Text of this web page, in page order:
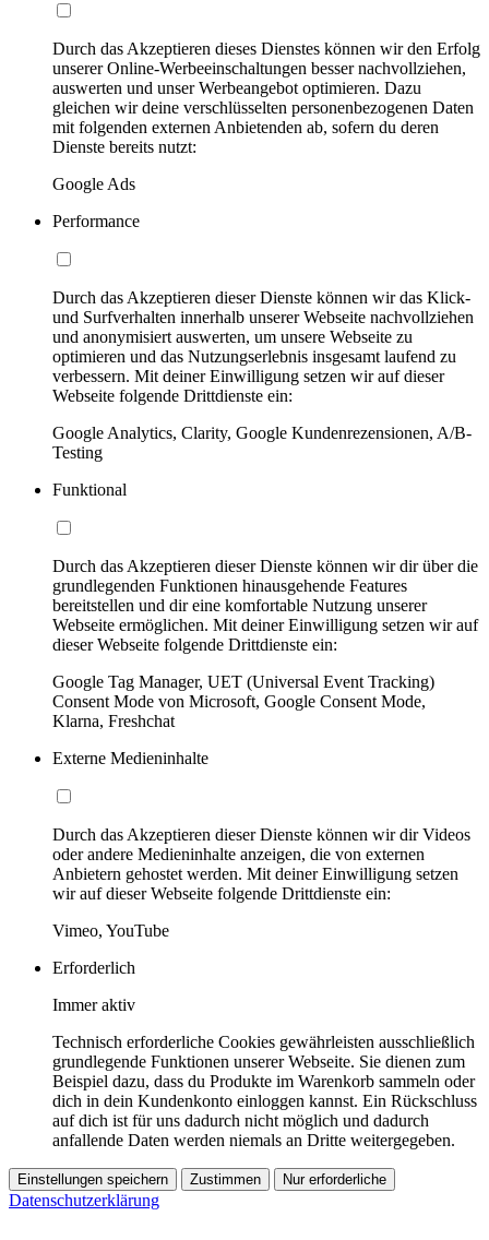
Durch das Akzeptieren dieses Dienstes können wir den Erfolg
unserer Online-Werbeeinschaltungen besser nachvollziehen,
auswerten und unser Werbeangebot optimieren. Dazu
gleichen wir deine verschlüsselten personenbezogenen Daten
mit folgenden externen Anbietenden ab, sofern du deren
Dienste bereits nutzt:
Google Ads
Performance
Durch das Akzeptieren dieser Dienste können wir das Klick-
und Surfverhalten innerhalb unserer Webseite nachvollziehen
und anonymisiert auswerten, um unsere Webseite zu
optimieren und das Nutzungserlebnis insgesamt laufend zu
verbessern. Mit deiner Einwilligung setzen wir auf dieser
Webseite folgende Drittdienste ein:
Google Analytics, Clarity, Google Kundenrezensionen, A/B-
Testing
Funktional
Durch das Akzeptieren dieser Dienste können wir dir über die
grundlegenden Funktionen hinausgehende Features
bereitstellen und dir eine komfortable Nutzung unserer
Webseite ermöglichen. Mit deiner Einwilligung setzen wir auf
dieser Webseite folgende Drittdienste ein:
Google Tag Manager, UET (Universal Event Tracking)
Consent Mode von Microsoft, Google Consent Mode,
Klarna, Freshchat
Externe Medieninhalte
Durch das Akzeptieren dieser Dienste können wir dir Videos
oder andere Medieninhalte anzeigen, die von externen
Anbietern gehostet werden. Mit deiner Einwilligung setzen
wir auf dieser Webseite folgende Drittdienste ein:
Vimeo, YouTube
Erforderlich
Immer aktiv
Technisch erforderliche Cookies gewährleisten ausschließlich
grundlegende Funktionen unserer Webseite. Sie dienen zum
Beispiel dazu, dass du Produkte im Warenkorb sammeln oder
dich in dein Kundenkonto einloggen kannst. Ein Rückschluss
auf dich ist für uns dadurch nicht möglich und dadurch
anfallende Daten werden niemals an Dritte weitergegeben.
Einstellungen speichern Zustimmen Nur erforderliche
Datenschutzerklärung